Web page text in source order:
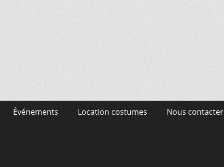
Événements Location costumes Nous contacter